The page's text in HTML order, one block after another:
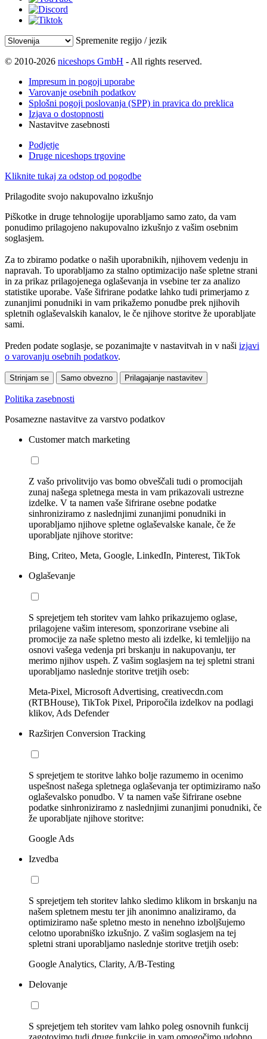
Spremenite regijo / jezik
© 2010-2026 niceshops GmbH - All rights reserved.
Impresum in pogoji uporabe
Varovanje osebnih podatkov
Splošni pogoji poslovanja (SPP) in pravica do preklica
Izjava o dostopnosti
Nastavitve zasebnosti
Podjetje
Druge niceshops trgovine
Kliknite tukaj za odstop od pogodbe
Prilagodite svojo nakupovalno izkušnjo
Piškotke in druge tehnologije uporabljamo samo zato, da vam
ponudimo prilagojeno nakupovalno izkušnjo z vašim osebnim
soglasjem.
Za to zbiramo podatke o naših uporabnikih, njihovem vedenju in
napravah. To uporabljamo za stalno optimizacijo naše spletne strani
in za prikaz prilagojenega oglaševanja in vsebine ter za analizo
statistike uporabe. Vaše šifrirane podatke lahko tudi primerjamo z
zunanjimi ponudniki in vam prikažemo ponudbe prek njihovih
spletnih oglaševalskih kanalov, le če njihove storitve že uporabljate
sami.
Preden podate soglasje, se pozanimajte v nastavitvah in v naši izjavi
o varovanju osebnih podatkov.
Strinjam se Samo obvezno Prilagajanje nastavitev
Politika zasebnosti
Posamezne nastavitve za varstvo podatkov
Customer match marketing
Z vašo privolitvijo vas bomo obveščali tudi o promocijah
zunaj našega spletnega mesta in vam prikazovali ustrezne
izdelke. V ta namen vaše šifrirane osebne podatke
sinhroniziramo z naslednjimi zunanjimi ponudniki in
uporabljamo njihove spletne oglaševalske kanale, če že
uporabljate njihove storitve:
Bing, Criteo, Meta, Google, LinkedIn, Pinterest, TikTok
Oglaševanje
S sprejetjem teh storitev vam lahko prikazujemo oglase,
prilagojene vašim interesom, sponzorirane vsebine ali
promocije za naše spletno mesto ali izdelke, ki temleljijo na
osnovi vašega vedenja pri brskanju in nakupovanju, ter
merimo njihov uspeh. Z vašim soglasjem na tej spletni strani
uporabljamo naslednje storitve tretjih oseb:
Meta-Pixel, Microsoft Advertising, creativecdn.com
(RTBHouse), TikTok Pixel, Priporočila izdelkov na podlagi
klikov, Ads Defender
Razširjen Conversion Tracking
S sprejetjem te storitve lahko bolje razumemo in ocenimo
uspešnost našega spletnega oglaševanja ter optimiziramo našo
oglaševalsko ponudbo. V ta namen vaše šifrirane osebne
podatke sinhroniziramo z naslednjimi zunanjimi ponudniki, če
že uporabljate njihove storitve:
Google Ads
Izvedba
S sprejetjem teh storitev lahko sledimo klikom in brskanju na
našem spletnem mestu ter jih anonimno analiziramo, da
optimiziramo naše spletno mesto in nenehno izboljšujemo
celotno uporabniško izkušnjo. Z vašim soglasjem na tej
spletni strani uporabljamo naslednje storitve tretjih oseb:
Google Analytics, Clarity, A/B-Testing
Delovanje
S sprejetjem teh storitev vam lahko poleg osnovnih funkcij
zagotovimo tudi druge funkcije in vam omogočimo udobno